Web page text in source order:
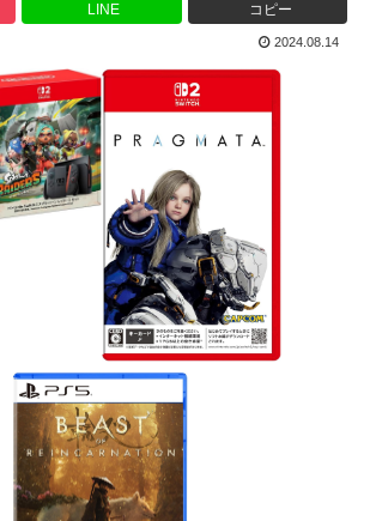
LINE コピー
2024.08.14